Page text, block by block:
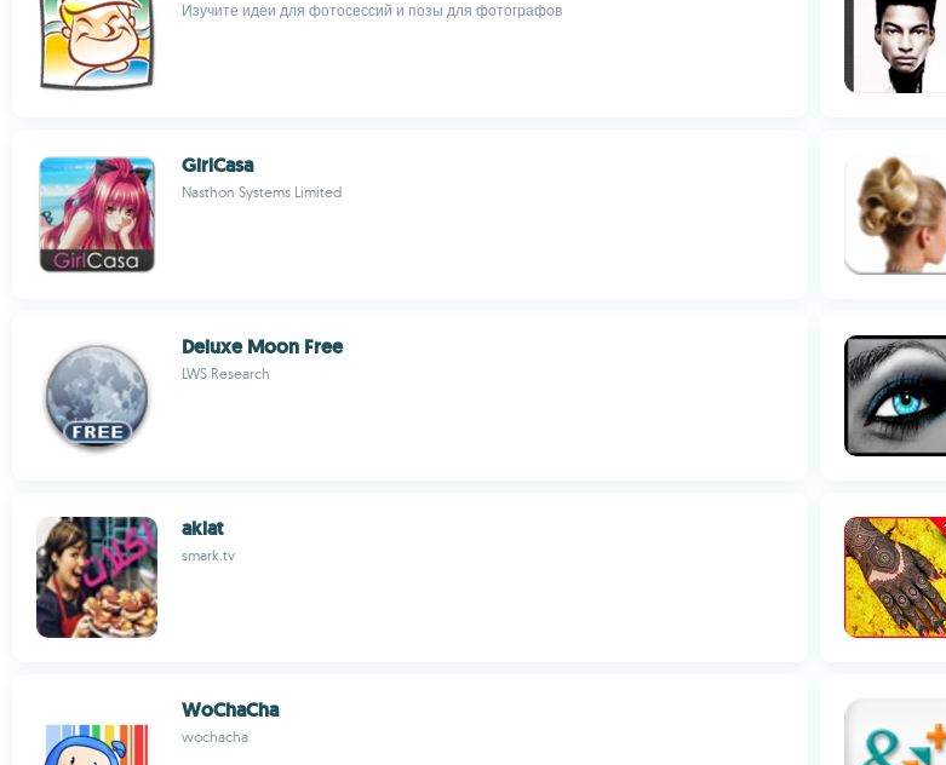
Изучите идеи для фотосессий и позы для фотографов
GirlCasa
Nasthon Systems Limited
Deluxe Moon Free
LWS Research
aklat
smark.tv
WoChaCha
wochacha